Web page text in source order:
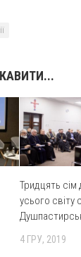
Тридцять сім
усього світу
4 ГРУ, 2019